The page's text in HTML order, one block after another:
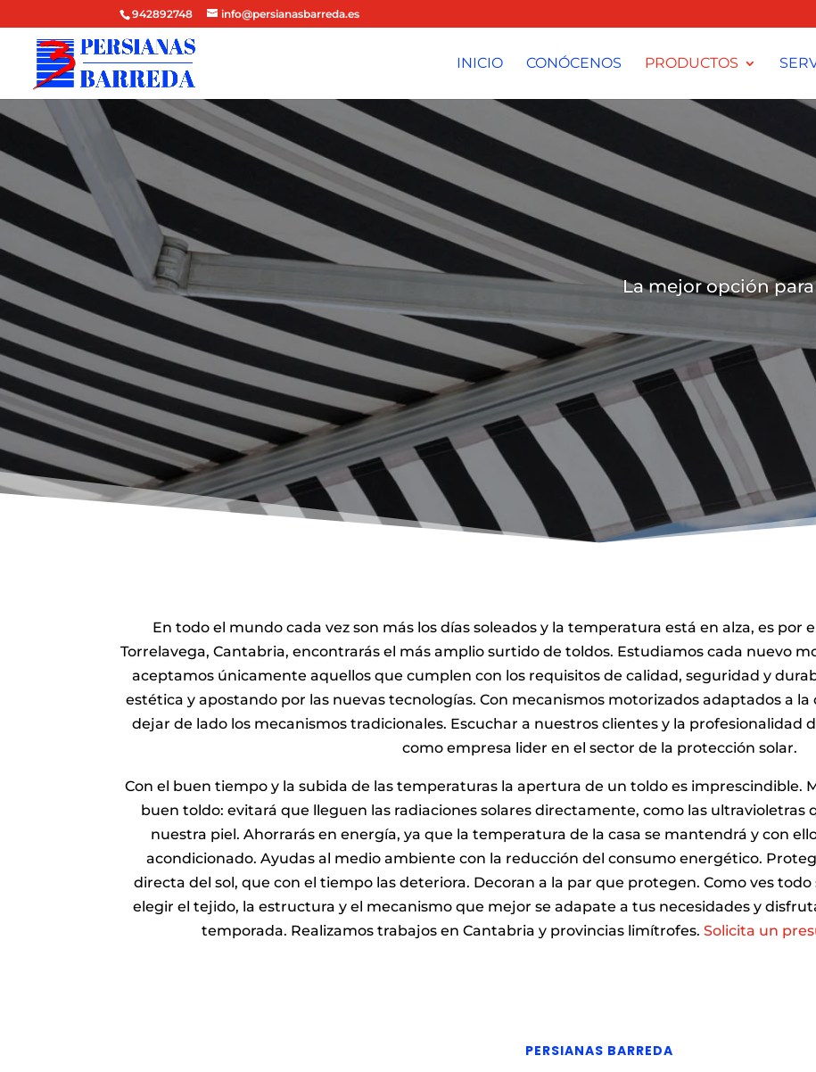
942892748 info@persianasbarreda.es
INICIO CONÓCENOS PRODUCTOS
La mejor opción
En todo el mundo cada vez son más los días soleados y la temperatura está en alza, es por
Torrelavega, Cantabria, encontrarás el más amplio surtido de toldos. Estudiamos cada nuevo
aceptamos únicamente aquellos que cumplen con los requisitos de calidad, seguridad y
estética y apostando por las nuevas tecnologías. Con mecanismos motorizados adaptados a
dejar de lado los mecanismos tradicionales. Escuchar a nuestros clientes y la profesionalidad
como empresa lider en el sector de la protección solar.
Con el buen tiempo y la subida de las temperaturas la apertura de un toldo es imprescindible.
buen toldo: evitará que lleguen las radiaciones solares directamente, como las ultravioletras
nuestra piel. Ahorrarás en energía, ya que la temperatura de la casa se mantendrá y con
acondicionado. Ayudas al medio ambiente con la reducción del consumo energético.
directa del sol, que con el tiempo las deteriora. Decoran a la par que protegen. Como ves
elegir el tejido, la estructura y el mecanismo que mejor se adapate a tus necesidades y
temporada. Realizamos trabajos en Cantabria y provincias limítrofes. Solicita un
PERSIANAS BARREDA